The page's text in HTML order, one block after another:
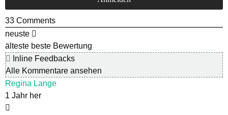
33 Comments
neuste
älteste beste Bewertung
Inline Feedbacks
Alle Kommentare ansehen
Regina Lange
1 Jahr her